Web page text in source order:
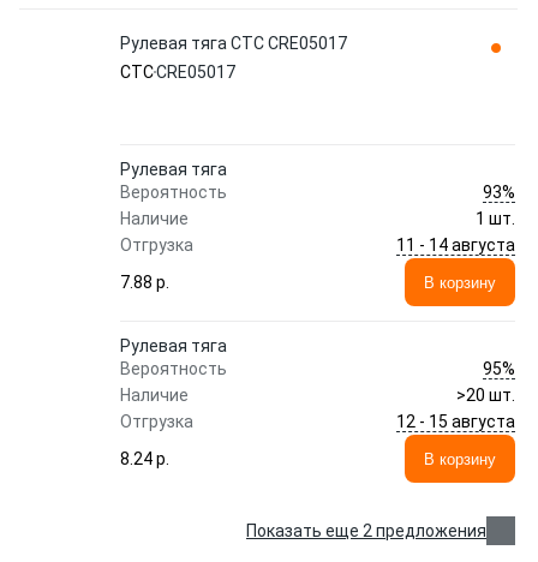
Рулевая тяга CTC CRE05017
CTCCRE05017
Рулевая тяга
Вероятность
93%
Наличие
1 шт.
Отгрузка
11 - 14 августа
7.88 p.
В корзину
Рулевая тяга
Вероятность
95%
Наличие
>20 шт.
Отгрузка
12 - 15 августа
8.24 p.
В корзину
Показать еще 2 предложения